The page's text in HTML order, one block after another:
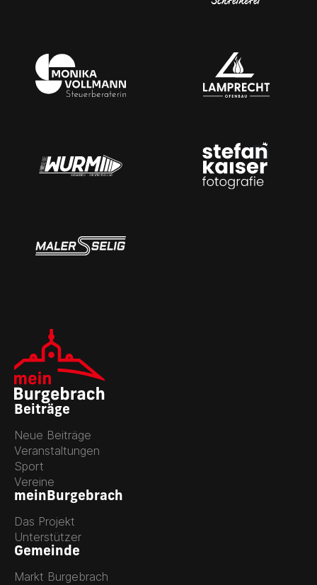
Beiträge
Neue Beiträge
Veranstaltungen
Sport
Vereine
meinBurgebrach
Das Projekt
Unterstützer
Gemeinde
Markt Burgebrach